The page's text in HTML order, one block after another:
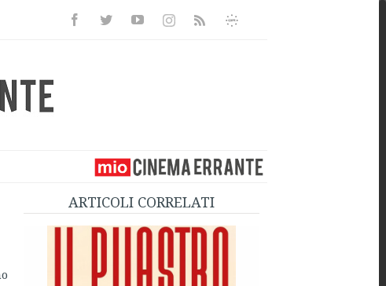
FacebookTwitterYoutubeInstagramRss
Informativa
ARTICOLI CORRELATI